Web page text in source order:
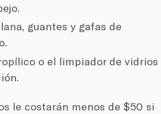
guantes y gafas de
o el limpiador de vidrios
le costarán menos de $50 si